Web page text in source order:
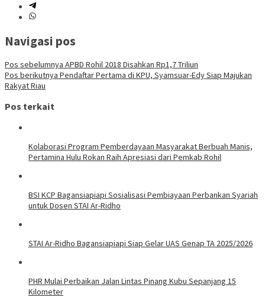
Navigasi pos
Pos sebelumnya APBD Rohil 2018 Disahkan Rp1,7 Triliun
Pos berikutnya Pendaftar Pertama di KPU, Syamsuar-Edy Siap Majukan
Rakyat Riau
Pos terkait
Kolaborasi Program Pemberdayaan Masyarakat Berbuah Manis,
Pertamina Hulu Rokan Raih Apresiasi dari Pemkab Rohil
BSI KCP Bagansiapiapi Sosialisasi Pembiayaan Perbankan Syariah
untuk Dosen STAI Ar-Ridho
STAI Ar-Ridho Bagansiapiapi Siap Gelar UAS Genap TA 2025/2026
PHR Mulai Perbaikan Jalan Lintas Pinang Kubu Sepanjang 15
Kilometer